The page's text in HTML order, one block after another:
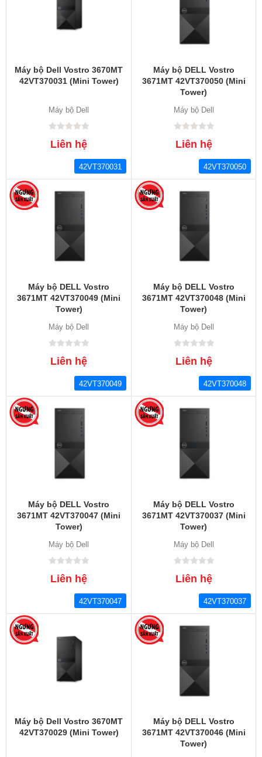
Máy bộ Dell Vostro 3670MT
42VT370031 (Mini Tower)
Máy bộ Dell
Liên hệ
42VT370031
Máy bộ DELL Vostro
3671MT 42VT370050 (Mini
Tower)
Máy bộ Dell
Liên hệ
42VT370050
Máy bộ DELL Vostro
3671MT 42VT370049 (Mini
Tower)
Máy bộ Dell
Liên hệ
42VT370049
Máy bộ DELL Vostro
3671MT 42VT370048 (Mini
Tower)
Máy bộ Dell
Liên hệ
42VT370048
Máy bộ DELL Vostro
3671MT 42VT370047 (Mini
Tower)
Máy bộ Dell
Liên hệ
42VT370047
Máy bộ DELL Vostro
3671MT 42VT370037 (Mini
Tower)
Máy bộ Dell
Liên hệ
42VT370037
Máy bộ Dell Vostro 3670MT
42VT370029 (Mini Tower)
Máy bộ DELL Vostro
3671MT 42VT370046 (Mini
Tower)